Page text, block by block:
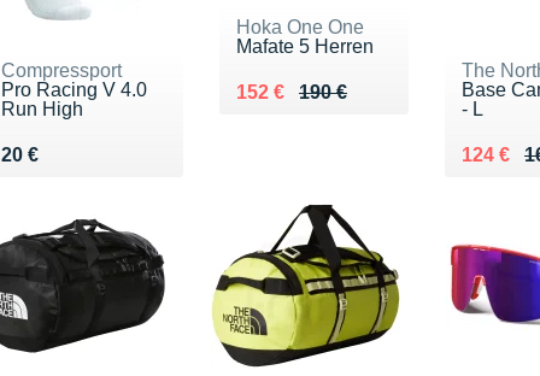
Compressport
Pro Racing V 4.0
Run High
20 €
Vendu 20 €
Hoka One One
Mafate 5 Herren
190 €
Au lieu de 190 €
152 €
Vendu 152 €
The
Base
- L
Au lieu
124 €
Vendu